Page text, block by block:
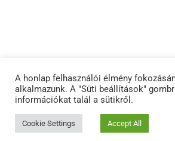
A honlap felhasználói élmény
alkalmazunk. A "Süti beállítások"
információkat talál a sütikről.
Cookie Settings Accept All